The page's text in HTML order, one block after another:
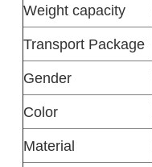
Weight capacity
Transport Package
Gender
Color
Material